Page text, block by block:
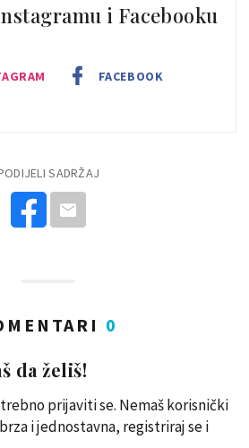
i Facebooku
FACEBOOK
SADRŽAJ
0
da želiš!
prijaviti se. Nemaš korisnički
i jednostavna, registriraj se i